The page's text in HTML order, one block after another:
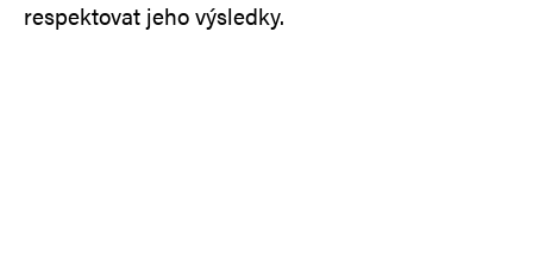
respektovat jeho výsledky.